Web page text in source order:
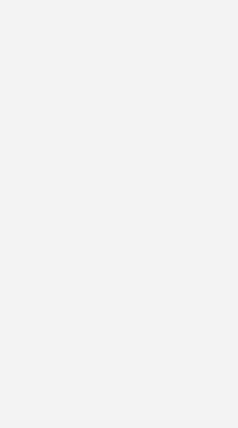
außerdem Maßnahmen zur Steigerung des
Senkung der Nachfrage in den Fokus:
gemeinsam Gas zu beschaffen,
Gasmengen in Deutschland und Europa
konsequent weiter vorangetrieben
sollten alle sinnvollen Maßnahmen ergriffen
in Deutschland kurzfristig zu
die Notwendigkeit von Gasverstromung zu
Energien sollte dabei im Fokus
werden.
Einsparziel von mindestens 20 % zu
besser und in kürzeren Abständen über
informiert werden. Mittels
in Form eines Festbetrages soll ein
werden, das Einsparziel vor allem in
deren Wärmekosten generell übernommen
zusätzlich transformative Schritte, die
Dazu zählen Investitionen in